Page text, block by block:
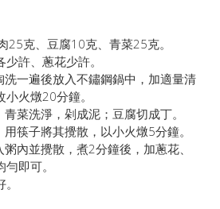
25克、豆腐10克、青菜25克。
許、蔥花少許。
一遍後放入不鏽鋼鍋中，加適量清
火燉20分鐘。
菜洗淨，剁成泥；豆腐切成丁。
筷子將其攪散，以小火燉5分鐘。
內並攪散，煮2分鐘後，加蔥花、
即可。